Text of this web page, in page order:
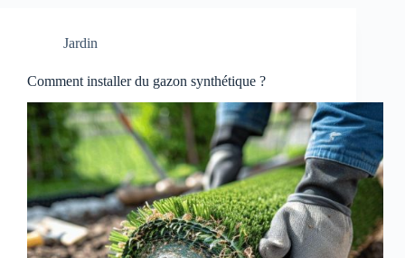
Jardin
Comment installer du gazon synthétique ?